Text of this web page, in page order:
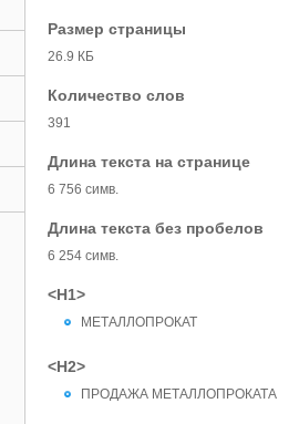
Размер страницы
26.9 КБ
Количество слов
391
Длина текста на странице
6 756 симв.
Длина текста без пробелов
6 254 симв.
<H1>
МЕТАЛЛОПРОКАТ
<H2>
ПРОДАЖА МЕТАЛЛОПРОКАТА